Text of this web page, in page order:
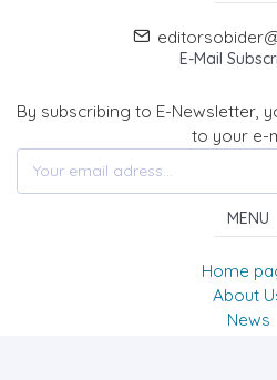
E-Mail
By subscribing to E-Newsletter,
to your e-
MENU
Home
About
News